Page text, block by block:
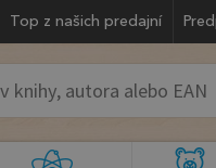
Top z našich predajní